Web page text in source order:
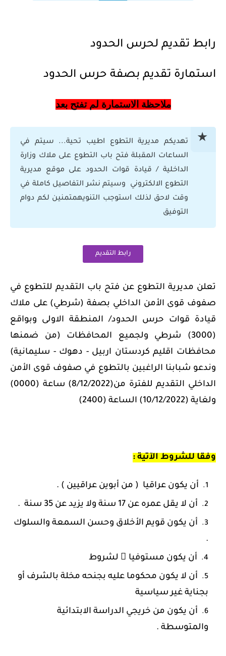
رابط تقديم لحرس الحدود
استمارة تقديم بصفة حرس الحدود
ملاحظة الاستمارة لم تفتح بعد
تهديكم مديرية التطوع اطيب تحية... سيتم في
الساعات المقبلة فتح باب التطوع على ملاك وزارة
الداخلية / قيادة قوات الحدود على موقع مديرية
التطوع الالكتروني وسيتم نشر التفاصيل كاملة في
وقت لاحق لذلك استوجب التنويهمتمنين لكم دوام
التوفيق
رابط التقديم
تعلن مديرية التطوع عن فتح باب التقديم للتطوع في
صفوف قوى الأمن الداخلي بصفة (شرطي) على ملاك
قيادة قوات حرس الحدود/ المنطقة الاولى وبواقع
(3000) شرطي ولجميع المحافظات (من ضمنها
محافظات اقليم كردستان اربيل - دهوك - سليمانية)
وندعو شبابنا الراغبين بالتطوع في صفوف قوى الأمن
الداخلي التقديم للفترة من(8/12/2022) ساعة (0000)
ولغاية (10/12/2022) الساعة (2400)
وفقا للشروط الآتية :
أن يكون عراقيا ( من أبوين عراقيين ) .
أن لا يقل عمره عن 17 سنة ولا يزيد عن 35 سنة .
أن يكون قويم الأخلاق وحسن السمعة والسلوك
.
أن يكون مستوفيا ً لشروط
أن لا يكون محكوما عليه بجنحه مخلة بالشرف أو
بجناية غير سياسية
أن يكون من خريجي الدراسة الابتدائية
والمتوسطة .